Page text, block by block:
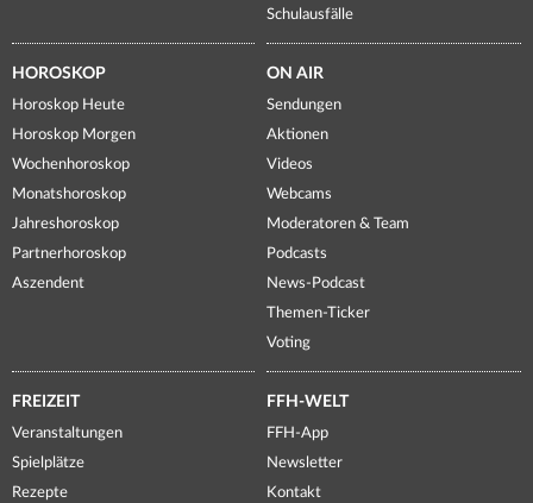
Schulausfälle
HOROSKOP
Horoskop Heute
Horoskop Morgen
Wochenhoroskop
Monatshoroskop
Jahreshoroskop
Partnerhoroskop
Aszendent
ON AIR
Sendungen
Aktionen
Videos
Webcams
Moderatoren & Team
Podcasts
News-Podcast
Themen-Ticker
Voting
FREIZEIT
Veranstaltungen
Spielplätze
Rezepte
FFH-WELT
FFH-App
Newsletter
Kontakt